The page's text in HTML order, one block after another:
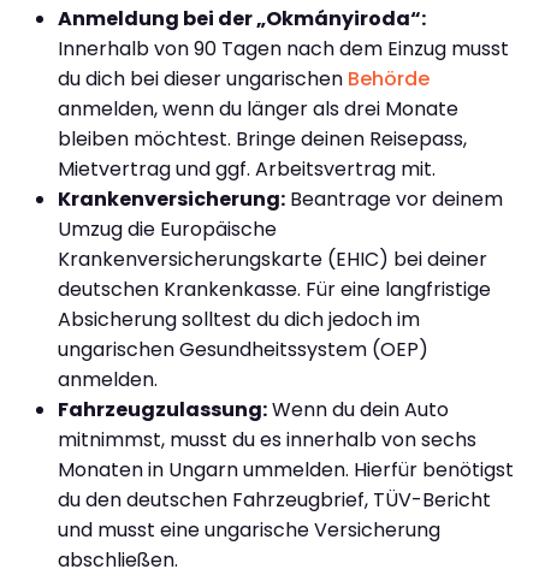
Anmeldung bei der „Okmányiroda“:
Innerhalb von 90 Tagen nach dem Einzug musst
du dich bei dieser ungarischen Behörde
anmelden, wenn du länger als drei Monate
bleiben möchtest. Bringe deinen Reisepass,
Mietvertrag und ggf. Arbeitsvertrag mit.
Krankenversicherung: Beantrage vor deinem
Umzug die Europäische
Krankenversicherungskarte (EHIC) bei deiner
deutschen Krankenkasse. Für eine langfristige
Absicherung solltest du dich jedoch im
ungarischen Gesundheitssystem (OEP)
anmelden.
Fahrzeugzulassung:Wenn du dein Auto
mitnimmst, musst du es innerhalb von sechs
Monaten in Ungarn ummelden. Hierfür benötigst
du den deutschen Fahrzeugbrief, TÜV-Bericht
und musst eine ungarische Versicherung
abschließen.